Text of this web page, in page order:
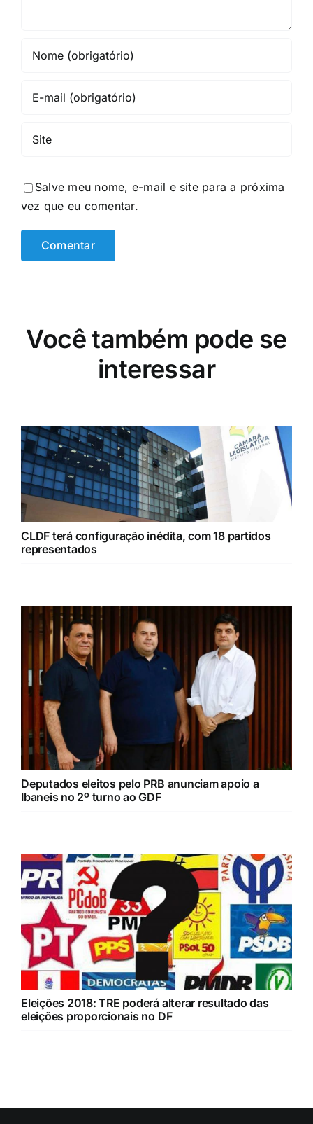
Salve meu nome, e-mail e site para a próxima
vez que eu comentar.
Você também pode se
interessar
CLDF terá configuração inédita, com 18 partidos
representados
Deputados eleitos pelo PRB anunciam apoio a
Ibaneis no 2º turno ao GDF
Eleições 2018: TRE poderá alterar resultado das
eleições proporcionais no DF